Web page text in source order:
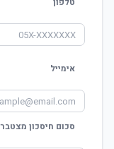
אימייל
סכום חיסכון מצטבר